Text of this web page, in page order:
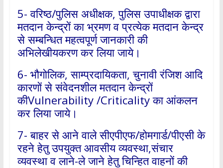
5- वरिष्ठ/पुलिस अधीक्षक, पुलिस उपाधीक्षक द्वारा
मतदान केन्द्रों का भ्रमण व प्रत्येक मतदान केन्द्र
से सम्बन्धित महत्वपूर्ण जानकारी की
अभिलेखीयकरण कर लिया जाये।
6- भौगोलिक, साम्प्रदायिकता, चुनावी रंजिश आदि
कारणों से संवेदनशील मतदान केन्द्रों
कीVulnerability /Criticality का आंकलन
कर लिया जाये।
7- बाहर से आने वाले सीएपीएफ/होमगार्ड/पीएसी के
रहने हेतु उपयुक्त आवसीय व्यवस्था,संचार
व्यवस्था व लाने-ले जाने हेतु चिन्हित वाहनों की